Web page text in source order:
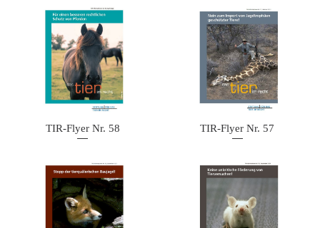
TIR-Flyer Nr. 58 TIR-Flyer Nr. 57